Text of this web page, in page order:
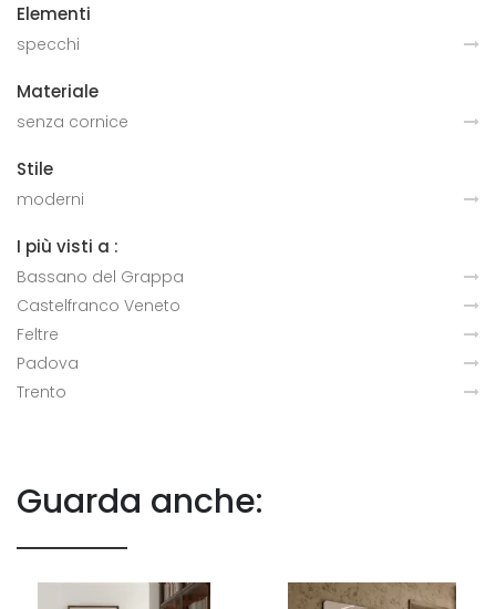
Elementi
specchi
Materiale
senza cornice
Stile
moderni
I più visti a :
Bassano del Grappa
Castelfranco Veneto
Feltre
Padova
Trento
Guarda anche: